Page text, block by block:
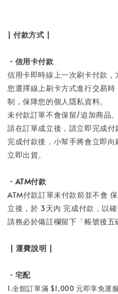
| 付款方式 |
・信用卡付款
信用卡即時線上一次刷卡付款
您選擇線上刷卡方式進行交易時
制，保障您的個人隱私資料。
未付款訂單不會保留/追加商品。
請在訂單成立後，請立即完成付
完成付款後，小幫手將會立即
立即出貨。
・ATM付款
ATM付款訂單未付款前並不會
立後，於 3天內 完成付款，以
請務必於備註欄留下「帳號後五
| 運費說明 |
・宅配
1.全館訂單滿 $1,000 元即享免運